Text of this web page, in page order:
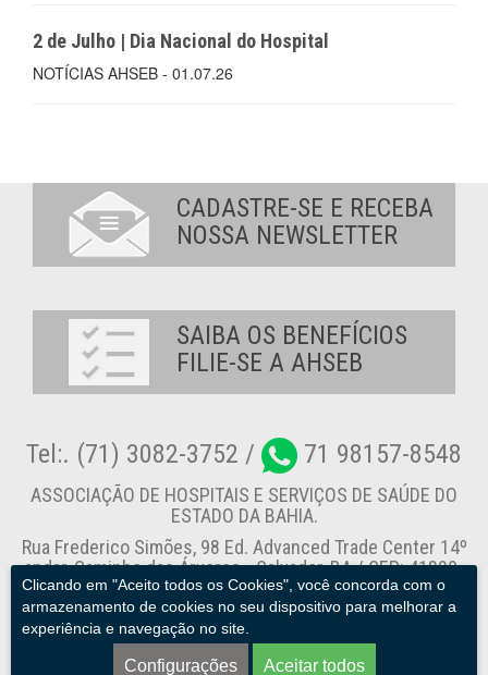
2 de Julho | Dia Nacional do Hospital
NOTÍCIAS AHSEB - 01.07.26
Clicando em "Aceito todos os Cookies", você concorda com o
armazenamento de cookies no seu dispositivo para melhorar a
experiência e navegação no site.
Configurações Aceitar todos
CADASTRE-SE E RECEBA
NOSSA NEWSLETTER
SAIBA OS BENEFÍCIOS
FILIE-SE A AHSEB
Tel:. (71) 3082-3752 / 71 98157-8548
ASSOCIAÇÃO DE HOSPITAIS E SERVIÇOS DE SAÚDE DO
ESTADO DA BAHIA.
Rua Frederico Simões, 98 Ed. Advanced Trade Center 14º
andar, Caminho das Árvores - Salvador-BA / CEP: 41820-
774
Canal de Denúncia